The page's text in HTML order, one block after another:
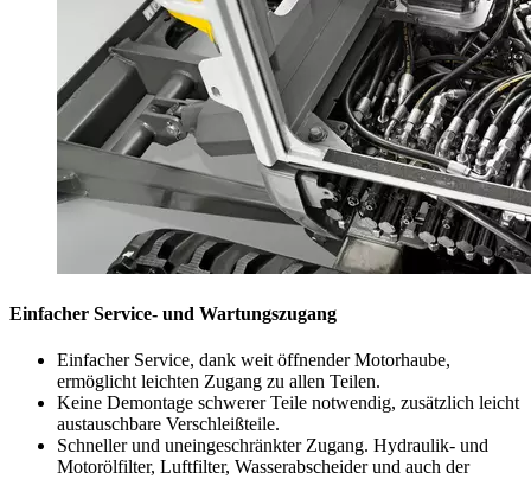
Einfacher Service- und Wartungszugang
Einfacher Service, dank weit öffnender Motorhaube,
ermöglicht leichten Zugang zu allen Teilen.
Keine Demontage schwerer Teile notwendig, zusätzlich leicht
austauschbare Verschleißteile.
Schneller und uneingeschränkter Zugang. Hydraulik- und
Motorölfilter, Luftfilter, Wasserabscheider und auch der